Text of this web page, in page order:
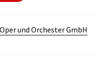
und Orchester GmbH